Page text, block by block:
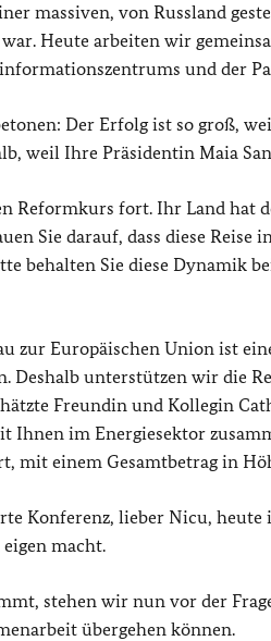
massiven, von Russland
Heute arbeiten wir
und der
Der Erfolg ist so groß,
weil Ihre Präsidentin Maia
Reformkurs fort. Ihr Land hat
Sie darauf, dass diese Reise
behalten Sie diese Dynamik
zur Europäischen Union ist
Deshalb unterstützen wir die
Freundin und Kollegin
Ihnen im Energiesektor
mit einem Gesamtbetrag in
Konferenz, lieber Nicu,
macht.
stehen wir nun vor der
übergehen können.